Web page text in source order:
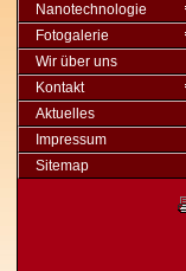
Nanotechnologie
Fotogalerie
Wir über uns
Kontakt
Aktuelles
Impressum
Sitemap